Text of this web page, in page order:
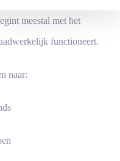
meestal met het
functioneert.
naar: